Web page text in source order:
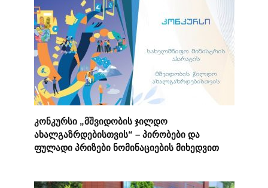
კონკურსი „მშვიდობის ჯილდო
ახალგაზრდებისთვის“ – პირობები და
ფულადი პრიზები ნომინაციების მიხედვით